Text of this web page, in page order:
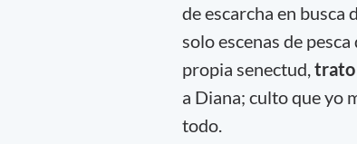
de escarcha en busca
solo escenas de
propia senectud, trato
a Diana; culto que yo
todo.